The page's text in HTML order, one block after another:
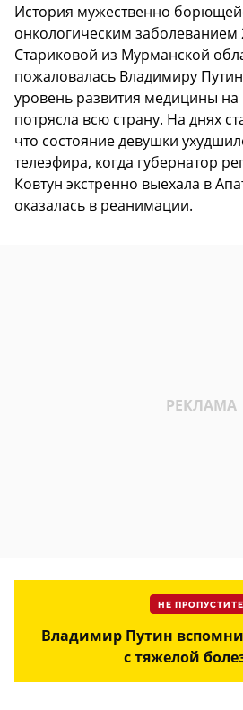
История мужественно
онкологическим заболеванием
Стариковой из Мурманской
пожаловалась Владимиру
уровень развития медицины
потрясла всю страну. На днях
что состояние девушки
телеэфира, когда губернатор
Ковтун экстренно выехала в
оказалась в реанимации.
НЕ ПРОПУСТИТЕ
Владимир Путин
с тяжелой